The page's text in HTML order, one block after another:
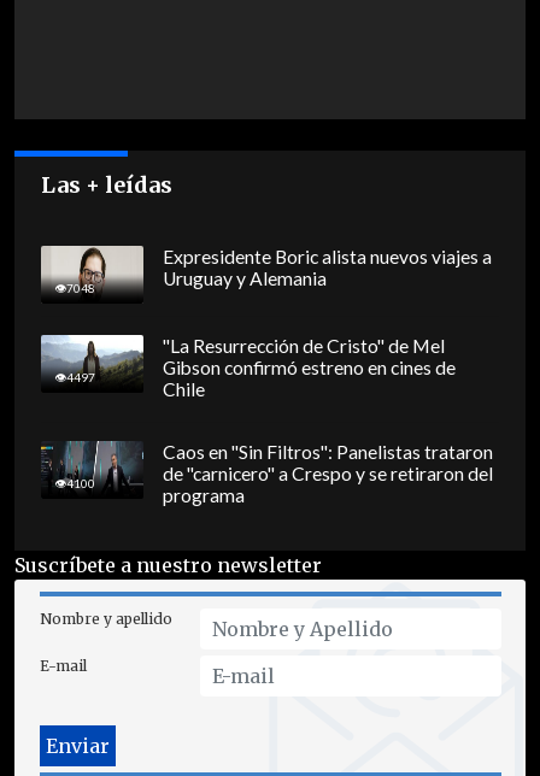
Las + leídas
7048
Expresidente Boric alista nuevos viajes a
Uruguay y Alemania
4497
"La Resurrección de Cristo" de Mel
Gibson confirmó estreno en cines de
Chile
4100
Caos en "Sin Filtros": Panelistas trataron
de "carnicero" a Crespo y se retiraron del
programa
Suscríbete a nuestro newsletter
Nombre y apellido
E-mail